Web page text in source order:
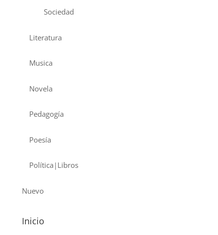
Sociedad
Literatura
Musica
Novela
Pedagogía
Poesía
Política|Libros
Nuevo
Inicio